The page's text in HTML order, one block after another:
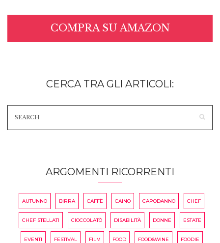
COMPRA SU AMAZON
CERCA TRA GLI ARTICOLI:
ARGOMENTI RICORRENTI
AUTUNNO BIRRA CAFFÈ CAINO CAPODANNO CHEF
CHEF STELLATI CIOCCOLATÒ DISABILITÀ DONNE ESTATE
EVENTI FESTIVAL FILM FOOD FOOD&WINE FOODIE